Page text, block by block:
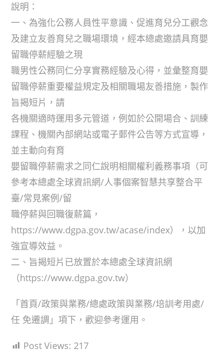
說明：
一、為強化公務人員性平意識、促進育兒分工觀念
及建立友善育兒之職場環境，經本總處邀請具育嬰
留職停薪經驗之現
職男性公務同仁分享實務經驗及心得，並彙整育嬰
留職停薪重要權益規定及相關職場友善措施，製作
旨揭短片，請
各機關適時運用多元管道，例如於公開場合、訓練
課程、機關內部網站或電子郵件公告等方式宣導，
並主動向有育
嬰留職停薪需求之同仁說明相關權利義務事項（可
參考本總處全球資訊網/人事個案智慧共享整合平
臺/常見案例/留
職停薪與回職復薪篇，
https://www.dgpa.gov.tw/acase/index），以加
強宣導效益。
二、旨揭短片已放置於本總處全球資訊網
（https://www.dgpa.gov.tw）
「首頁/政策與業務/總處政策與業務/培訓考用處/
任 免遷調」項下，歡迎參考運用。
Post Views: 217